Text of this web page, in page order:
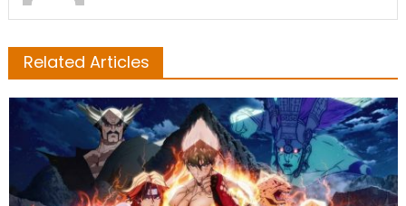
Related Articles